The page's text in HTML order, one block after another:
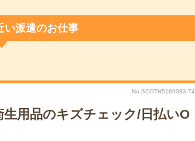
い派遣のお仕事
No.SCOTH5169083-T4
生用品のキズチェック/日払いO